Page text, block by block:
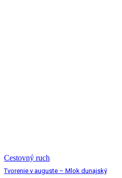
Cestovný ruch
Tvorenie v auguste – Mlok dunajský